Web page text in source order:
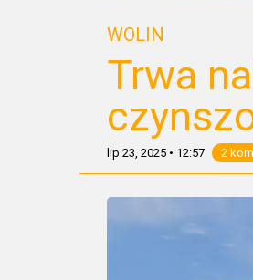
WOLIN
Trwa
lip 23, 2025 • 12:57 2